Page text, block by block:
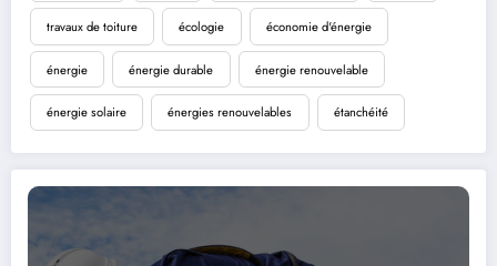
travaux de toiture écologie économie d'énergie
énergie énergie durable énergie renouvelable
énergie solaire énergies renouvelables étanchéité